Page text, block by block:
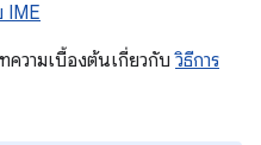
IME
ความเบื้องต้นเกี่ยวกับวิธีการ